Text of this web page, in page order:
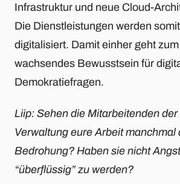
Infrastruktur und neue Cloud-
Die Dienstleistungen werden
digitalisiert. Damit einher geht
wachsendes Bewusstsein für
Demokratiefragen.
Liip: Sehen die Mitarbeitenden
Verwaltung eure Arbeit manchmal
Bedrohung? Haben sie nicht
“überflüssig” zu werden?